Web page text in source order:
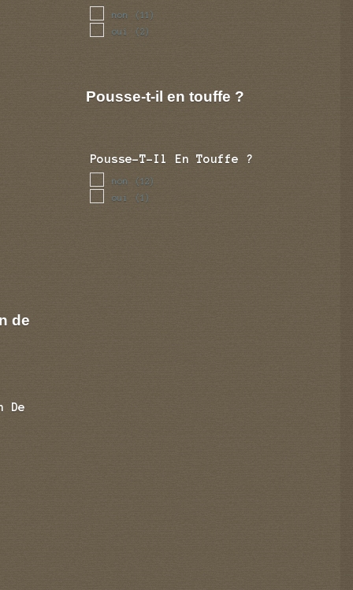
de
De
non (11)
oui (2)
Pousse-t-il en touffe ?
Pousse-T-Il En Touffe ?
non (12)
oui (1)